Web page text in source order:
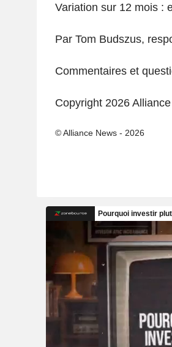
Variation sur 12 mois :
Par Tom Budszus,
Commentaires et
Copyright 2026
© Alliance News - 2026